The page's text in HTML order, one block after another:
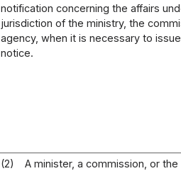
notification concerning the affairs
jurisdiction of the ministry, the
agency, when it is necessary to
notice.
(2)
A minister, a commission, or